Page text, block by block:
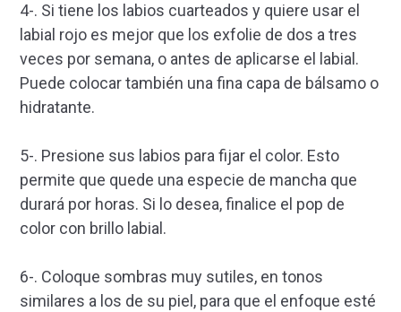
4-. Si tiene los labios cuarteados y quiere usar el
labial rojo es mejor que los exfolie de dos a tres
veces por semana, o antes de aplicarse el labial.
Puede colocar también una fina capa de bálsamo o
hidratante.
5-. Presione sus labios para fijar el color. Esto
permite que quede una especie de mancha que
durará por horas. Si lo desea, finalice el pop de
color con brillo labial.
6-. Coloque sombras muy sutiles, en tonos
similares a los de su piel, para que el enfoque esté